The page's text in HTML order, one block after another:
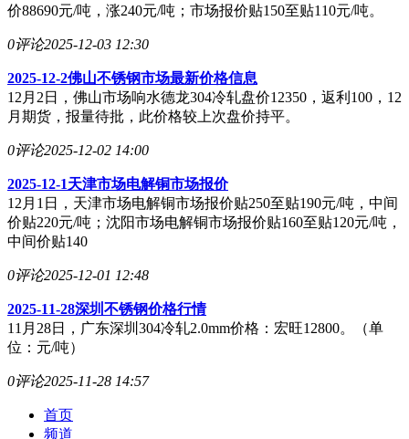
价88690元/吨，涨240元/吨；市场报价贴150至贴110元/吨。
0评论2025-12-03 12:30
2025-12-2佛山不锈钢市场最新价格信息
12月2日，佛山市场响水德龙304冷轧盘价12350，返利100，12
月期货，报量待批，此价格较上次盘价持平。
0评论2025-12-02 14:00
2025-12-1天津市场电解铜市场报价
12月1日，天津市场电解铜市场报价贴250至贴190元/吨，中间
价贴220元/吨；沈阳市场电解铜市场报价贴160至贴120元/吨，
中间价贴140
0评论2025-12-01 12:48
2025-11-28深圳不锈钢价格行情
11月28日，广东深圳304冷轧2.0mm价格：宏旺12800。（单
位：元/吨）
0评论2025-11-28 14:57
首页
频道